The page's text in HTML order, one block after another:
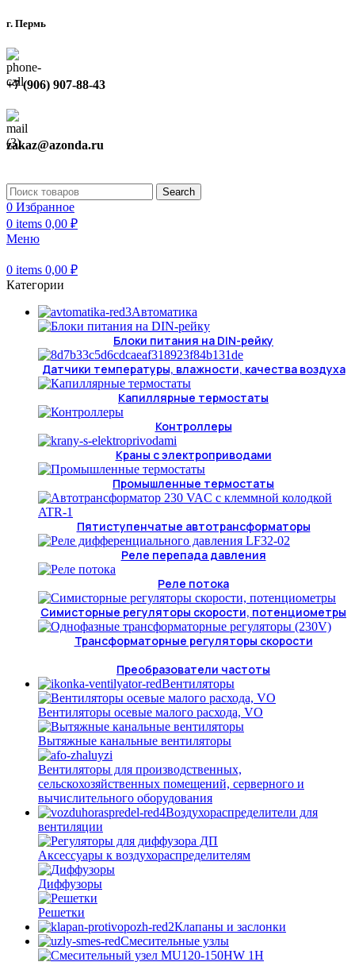
г. Пермь
+7 (906) 907-88-43
zakaz@azonda.ru
Search
0 Избранное
0 items 0,00 ₽
Меню
0 items 0,00 ₽
Категории
Автоматика
Блоки питания на DIN-рейку
Датчики температуры, влажности, качества воздуха
Капиллярные термостаты
Контроллеры
Краны с электроприводами
Промышленные термостаты
Пятиступенчатые автотрансформаторы
Реле перепада давления
Реле потока
Симисторные регуляторы скорости, потенциометры
Трансформаторные регуляторы скорости
Преобразователи частоты
Вентиляторы
Вентиляторы осевые малого расхода, VO
Вытяжные канальные вентиляторы
Вентиляторы для производственных,
сельскохозяйственных помещений, серверного и
вычислительного оборудования
Воздухораспределители для
вентиляции
Аксессуары к воздухораспределителям
Диффузоры
Решетки
Клапаны и заслонки
Смесительные узлы